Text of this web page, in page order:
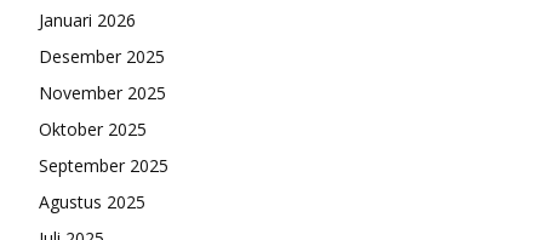
Januari 2026
Desember 2025
November 2025
Oktober 2025
September 2025
Agustus 2025